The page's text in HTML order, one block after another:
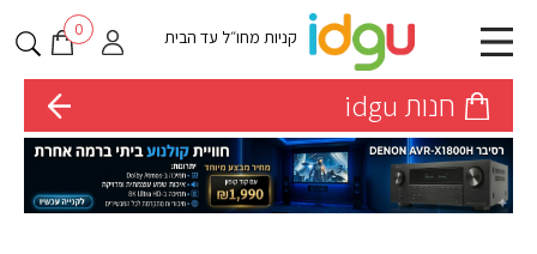
קניות מחו״ל עד הבית 0
חנות idgu